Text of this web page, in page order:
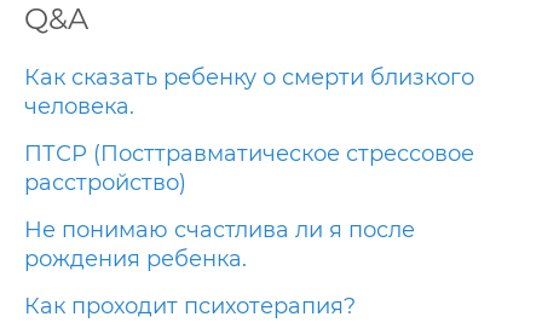
Q&A
Как сказать ребенку о смерти близкого
человека.
ПТСР (Посттравматическое стрессовое
расстройство)
Не понимаю счастлива ли я после
рождения ребенка.
Как проходит психотерапия?